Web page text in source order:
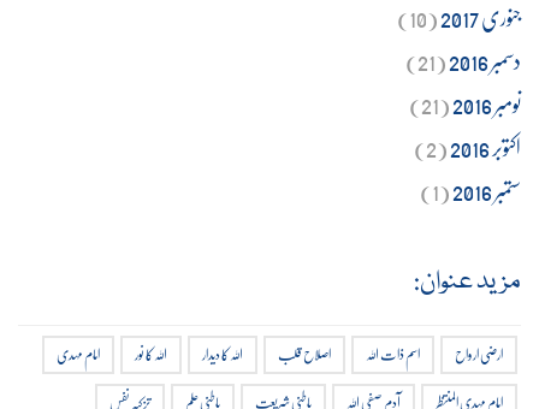
جنوری 2017
(10)
دسمبر 2016
(21)
نومبر 2016
(21)
اکتوبر 2016
(2)
ستمبر 2016
(1)
مزید عنوان:
ارضی ارواح اسم ذات اللہ اصلاح قلب اللہ کا دیدار اللہ کا نور
امام مہدی
امام مہدی المنتظر
آدم صفی اللہ باطنی شریعت باطنی علم
تزکیہ نفس